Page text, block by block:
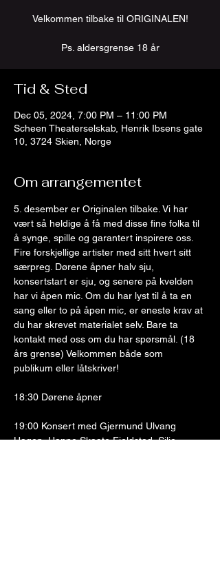
Velkommen tilbake til ORIGINALEN!
Ps. aldersgrense 18 år
Tid & Sted
Dec 05, 2024, 7:00 PM – 11:00 PM
Scheen Theaterselskab, Henrik Ibsens gate
10, 3724 Skien, Norge
Om arrangementet
5. desember er Originalen tilbake. Vi har
vært så heldige å få med disse fine folka til
å synge, spille og garantert inspirere oss.
Fire forskjellige artister med sitt hvert sitt
særpreg. Dørene åpner halv sju,
konsertstart er sju, og senere på kvelden
har vi åpen mic. Om du har lyst til å ta en
sang eller to på åpen mic, er eneste krav at
du har skrevet materialet selv. Bare ta
kontakt med oss om du har spørsmål. (18
års grense) Velkommen både som
publikum eller låtskriver!
18:30 Dørene åpner
19:00 Konsert med Gjermund Ulvang
Hagen, Hanne Skaate Fjeldstad, Silje